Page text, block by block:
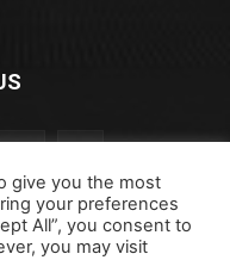
give you the most
your preferences
All”, you consent to
you may visit